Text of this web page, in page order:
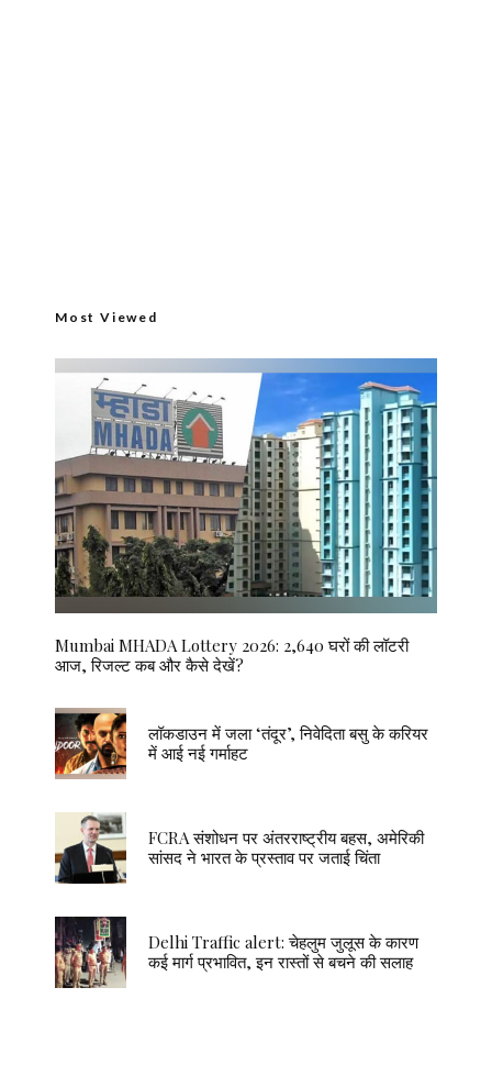
Most Viewed
Mumbai MHADA Lottery 2026: 2,640 घरों की लॉटरी
आज, रिजल्ट कब और कैसे देखें?
लॉकडाउन में जला ‘तंदूर’, निवेदिता बसु के करियर
में आई नई गर्माहट
FCRA संशोधन पर अंतरराष्ट्रीय बहस, अमेरिकी
सांसद ने भारत के प्रस्ताव पर जताई चिंता
Delhi Traffic alert: चेहलुम जुलूस के कारण
कई मार्ग प्रभावित, इन रास्तों से बचने की सलाह